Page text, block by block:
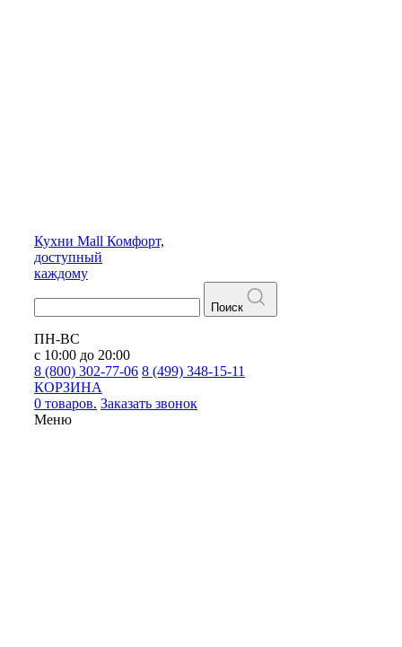
Кухни Mall Комфорт,
доступный
каждому
Поиск
ПН-ВС
с 10:00 до 20:00
8 (800) 302-77-06 8 (499) 348-15-11
КОРЗИНА
0 товаров. Заказать звонок
Меню